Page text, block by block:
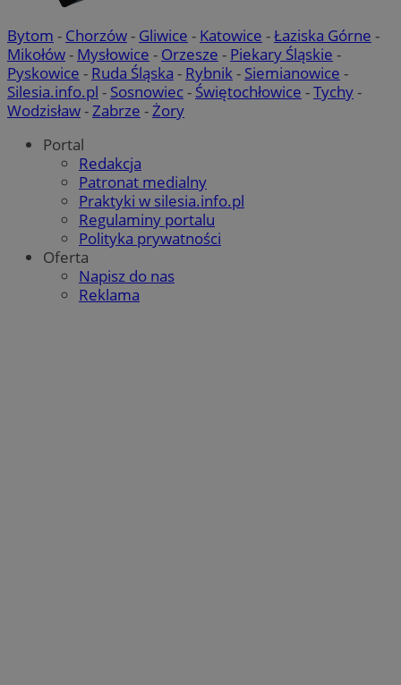
Bytom - Chorzów- Gliwice - Katowice -Łaziska Górne -
Mikołów- Mysłowice - Orzesze - Piekary Śląskie -
Pyskowice - Ruda Śląska - Rybnik- Siemianowice -
Silesia.info.pl - Sosnowiec- Świętochłowice -Tychy-
Wodzisław-Zabrze -Żory
Portal
Redakcja
Patronat medialny
Praktyki w silesia.info.pl
Regulaminy portalu
Polityka prywatności
Oferta
Napisz do nas
Reklama